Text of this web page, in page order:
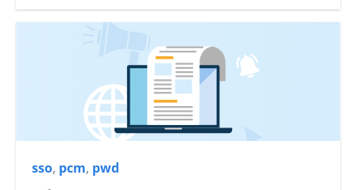
sso, pcm, pwd